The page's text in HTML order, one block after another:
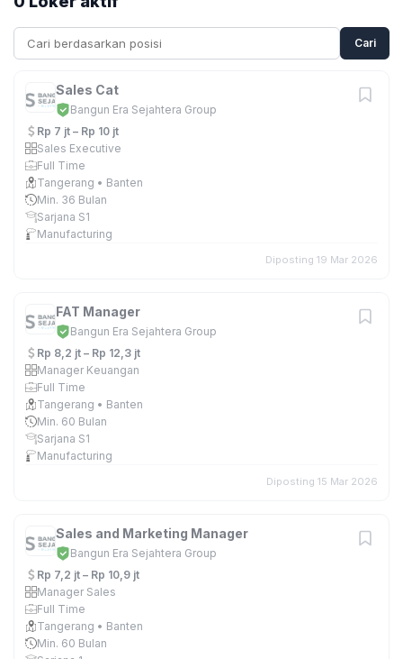
Cari
Sales Cat
Bangun Era Sejahtera Group
Rp 7 jt – Rp 10 jt
Sales Executive
Full Time
Tangerang • Banten
Min. 36 Bulan
Sarjana S1
Manufacturing
Diposting 19 Mar 2026
FAT Manager
Bangun Era Sejahtera Group
Rp 8,2 jt – Rp 12,3 jt
Manager Keuangan
Full Time
Tangerang • Banten
Min. 60 Bulan
Sarjana S1
Manufacturing
Diposting 15 Mar 2026
Sales and Marketing Manager
Bangun Era Sejahtera Group
Rp 7,2 jt – Rp 10,9 jt
Manager Sales
Full Time
Tangerang • Banten
Min. 60 Bulan